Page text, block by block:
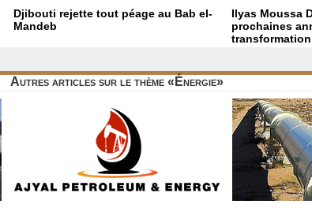
Djibouti rejette tout péage au Bab el-
Mandeb
Ilyas Moussa
prochaines
Autres articles sur le thème «Énergie»